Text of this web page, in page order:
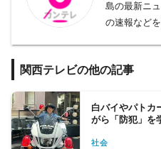
島の最新ニ
の速報など
関西テレビの他の記事
白バイやパト
がら「防犯」を
社会